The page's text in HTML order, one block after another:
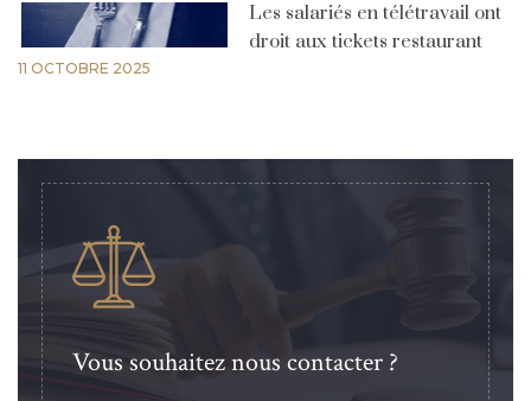
Les salariés en télétravail ont
droit aux tickets restaurant
11 OCTOBRE 2025
Vous souhaitez nous contacter ?